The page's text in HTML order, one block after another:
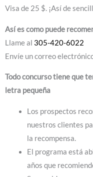
Visa de 25 $. ¡Así de
Así es como puede
Llame al 305-420-6022
Envíe un correo
Todo concurso tiene que
letra pequeña
Los prospectos
nuestros clientes
la recompensa.
El programa está
años que